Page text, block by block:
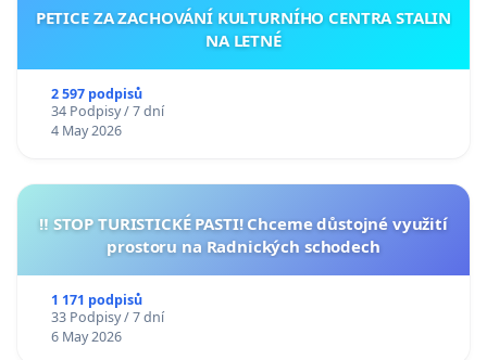
PETICE ZA ZACHOVÁNÍ KULTURNÍHO CENTRA STALIN
NA LETNÉ
2 597 podpisů
34 Podpisy / 7 dní
4 May 2026
‼️ STOP TURISTICKÉ PASTI! Chceme důstojné využití
prostoru na Radnických schodech
1 171 podpisů
33 Podpisy / 7 dní
6 May 2026